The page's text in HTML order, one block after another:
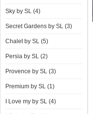
Sky by SL (4)
Secret Gardens by SL (3)
Chalet by SL (5)
Persia by SL (2)
Provence by SL (3)
Premium by SL (1)
I Love my by SL (4)